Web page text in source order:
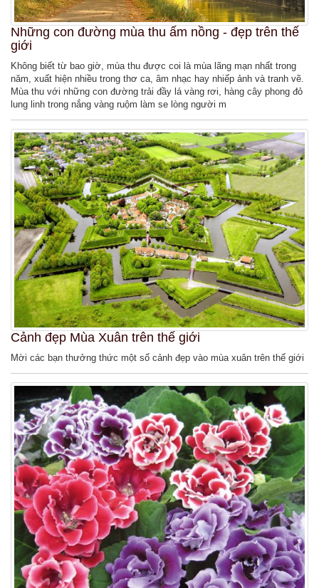
Những con đường mùa thu ấm nồng - đẹp trên thế
giới
Không biết từ bao giờ, mùa thu được coi là mùa lãng mạn nhất trong
năm, xuất hiện nhiều trong thơ ca, âm nhạc hay nhiếp ảnh và tranh vẽ.
Mùa thu với những con đường trải đầy lá vàng rơi, hàng cây phong đỏ
lung linh trong nắng vàng ruộm làm se lòng người m
Cảnh đẹp Mùa Xuân trên thế giới
Mời các bạn thưởng thức một số cảnh đẹp vào mùa xuân trên thế giới